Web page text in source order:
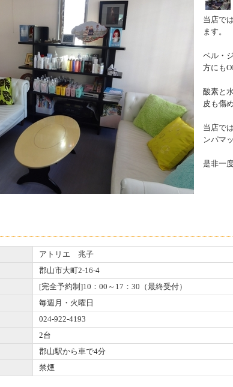
当店で
ます。
ベル・
方にも
酸素と
皮も傷
当店で
ンパマ
是非一
アトリエ 兆子
郡山市大町2-16-4
[完全予約制]10：00～17：30（最終受付）
毎週月・火曜日
024-922-4193
2台
郡山駅から車で4分
禁煙